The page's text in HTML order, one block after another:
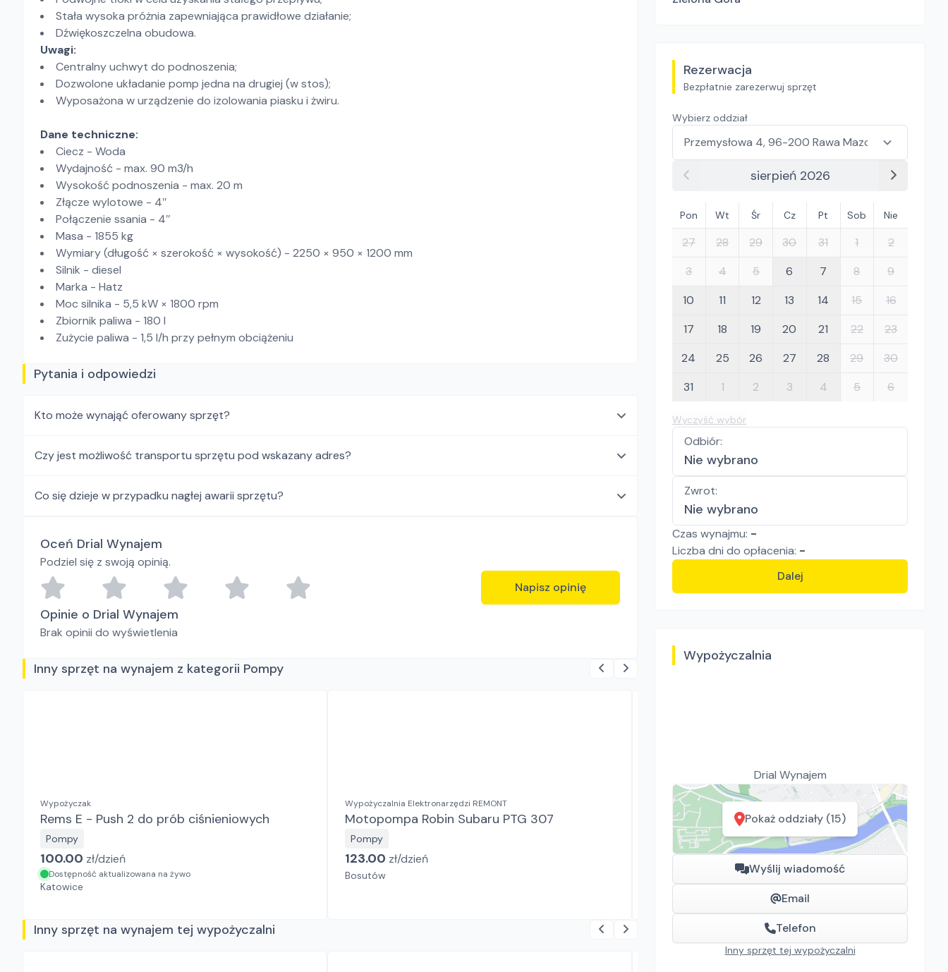
Rezerwacja
Bezpłatnie zarezerwuj sprzęt
Wybierz oddział
sierpień 2026
Pon Wt Śr Cz Pt Sob Nie
27 28 29 30 31 1
2
3
4 5 6 7 8
9
10
11 12 13 14 15
16
17
18 19 20 21 22
23
24
25 26 27 28 29
30
31
1 2 3 4 5 6
Wyczyść wybór
Odbiór:
Nie wybrano
Zwrot:
Nie wybrano
Czas wynajmu: -
Liczba dni do opłacenia: -
Dalej
Wypożyczalnia
Drial Wynajem
Pokaż oddziały (15)
Wyślij wiadomość
Email
Telefon
Inny sprzęt tej wypożyczalni
Stała wysoka próżnia zapewniająca prawidłowe działanie;
Dźwiękoszczelna obudowa.
Uwagi:
Centralny uchwyt do podnoszenia;
Dozwolone układanie pomp jedna na drugiej (w stos);
Wyposażona w urządzenie do izolowania piasku i żwiru.
Dane techniczne:
Ciecz - Woda
Wydajność - max. 90 m3/h
Wysokość podnoszenia - max. 20 m
Złącze wylotowe - 4″
Połączenie ssania - 4″
Masa - 1855 kg
Wymiary (długość × szerokość × wysokość) - 2250 × 950 × 1200 mm
Silnik - diesel
Marka - Hatz
Moc silnika - 5,5 kW × 1800 rpm
Zbiornik paliwa - 180 l
Zużycie paliwa - 1,5 l/h przy pełnym obciążeniu
Pytania i odpowiedzi
Kto może wynająć oferowany sprzęt?
Czy jest możliwość transportu sprzętu pod wskazany adres?
Co się dzieje w przypadku nagłej awarii sprzętu?
Oceń Drial Wynajem
Podziel się z swoją opinią.
Napisz opinię
Opinie o Drial Wynajem
Brak opinii do wyświetlenia
Inny sprzęt na wynajem z kategorii Pompy
Wypożyczak
Rems E - Push 2 do prób ciśnieniowych
Pompy
100.00 zł/dzień
Dostępność aktualizowana na żywo
Katowice
Wypożyczalnia Elektronarzędzi REMONT
Motopompa Robin Subaru PTG 307
Pompy
123.00 zł/dzień
Bosutów
WYPOŻYCZALNIA KSIĄŻENICE G.CARBON
Motopompa / Pompa powierzchniowa Tagred
6500 W 60000 l/h
Pompy
80.00
Inny sprzęt na wynajem tej wypożyczalni